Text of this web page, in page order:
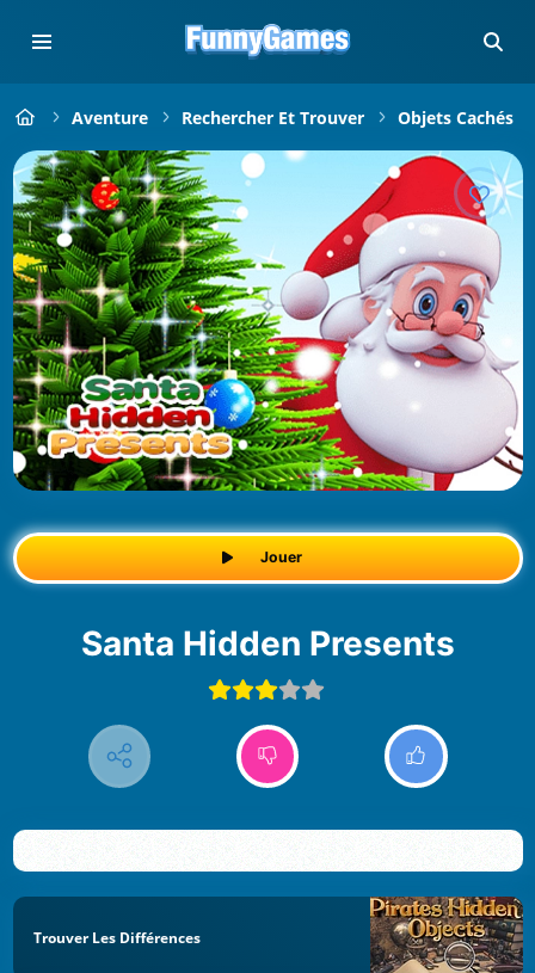
Aventure Rechercher Et Trouver Objets Cachés
Jouer
Santa Hidden Presents
Trouver Les Différences